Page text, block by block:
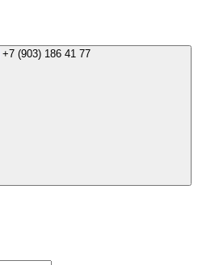
+7 (903) 186 41 77